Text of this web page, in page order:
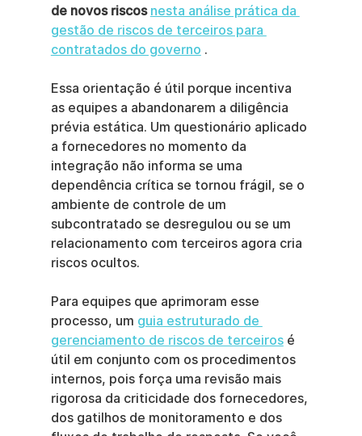
de novos riscos nesta análise prática da
gestão de riscos de terceiros para
contratados do governo .
Essa orientação é útil porque incentiva
as equipes a abandonarem a diligência
prévia estática. Um questionário aplicado
a fornecedores no momento da
integração não informa se uma
dependência crítica se tornou frágil, se o
ambiente de controle de um
subcontratado se desregulou ou se um
relacionamento com terceiros agora cria
riscos ocultos.
Para equipes que aprimoram esse
processo, um guia estruturado de
gerenciamento de riscos de terceiros é
útil em conjunto com os procedimentos
internos, pois força uma revisão mais
rigorosa da criticidade dos fornecedores,
dos gatilhos de monitoramento e dos